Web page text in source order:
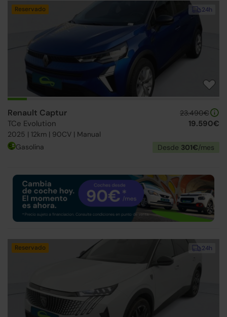
24h
Reservado
Renault Captur
TCe Evolution
2025 | 12km | 90CV | Manual
23.490€
19.590€
Gasolina Desde 301€/mes
24h
Reservado